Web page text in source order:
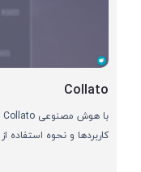
Collato
کاربردها و نحوه استفاده